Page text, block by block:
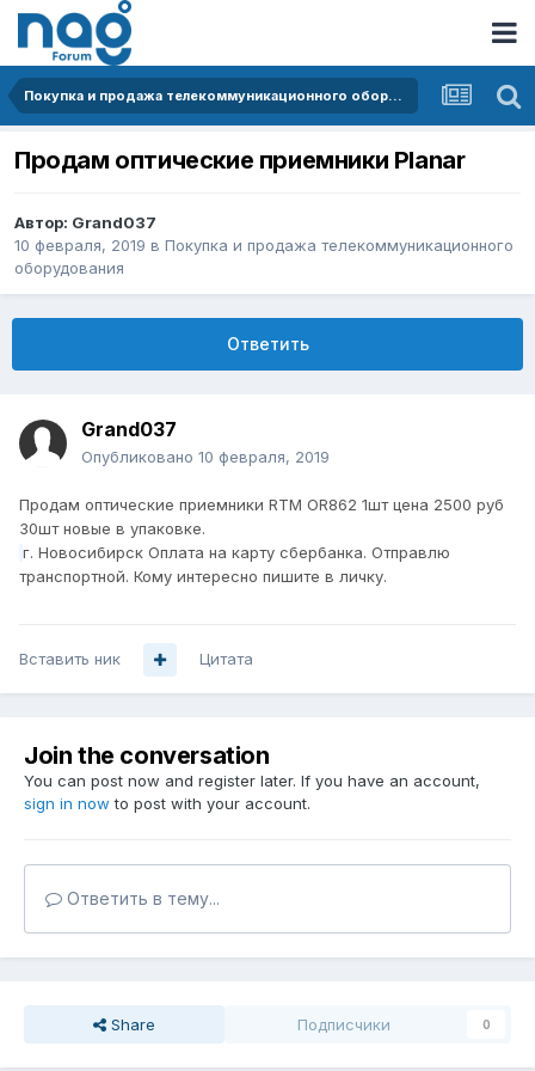
Покупка и продажа телекоммуникационного оборудования
Продам оптические приемники Planar
Автор: Grand037
10 февраля, 2019 в Покупка и продажа телекоммуникационного
оборудования
Ответить
Grand037
Опубликовано 10 февраля, 2019
Продам оптические приемники RTM OR862 1шт цена 2500 руб
30шт новые в упаковке.
г. Новосибирск Оплата на карту сбербанка. Отправлю
транспортной. Кому интересно пишите в личку.
Вставить ник Цитата
Join the conversation
You can post now and register later. If you have an account,
sign in now to post with your account.
Ответить в тему...
Share Подписчики 0